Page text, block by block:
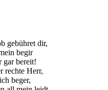
gebühret dir,
begir
gar bereit!
rechte Herr,
beger,